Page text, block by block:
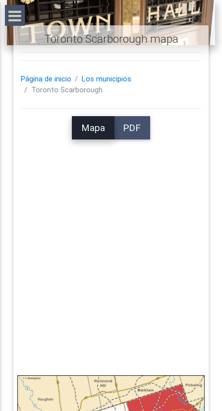
Toronto Scarborough mapa
Página de inicio
Los municipios
Toronto Scarborough
Mapa PDF